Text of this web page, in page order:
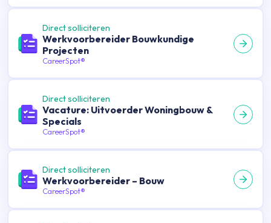
Direct solliciteren
Werkvoorbereider Bouwkundige
Projecten
CareerSpot®
Direct solliciteren
Vacature: Uitvoerder Woningbouw &
Specials
CareerSpot®
Direct solliciteren
Werkvoorbereider – Bouw
CareerSpot®